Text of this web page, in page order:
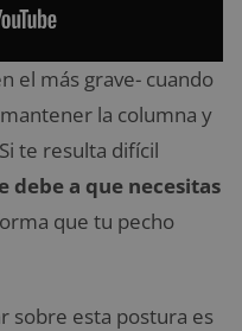
el más grave- cuando
la columna y
te resulta difícil
debe a que necesitas
que tu pecho
sobre esta postura es